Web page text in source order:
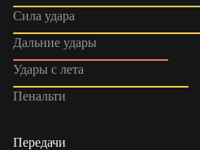
Сила удара
Дальние удары
Удары с лета
Пенальти
Передачи